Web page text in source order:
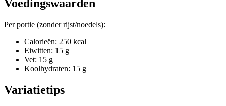
Voedingswaarden
Per portie (zonder rijst/noedels):
Calorieën: 250 kcal
Eiwitten: 15 g
Vet: 15 g
Koolhydraten: 15 g
Variatietips